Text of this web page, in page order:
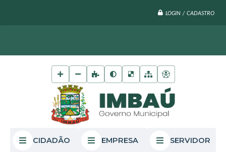
LOGIN / CADASTRO
CIDADÃO EMPRESA SERVIDOR